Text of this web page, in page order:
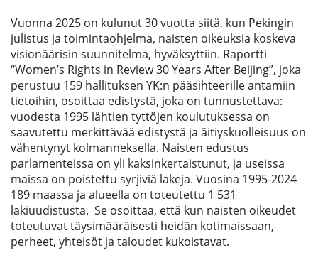
Vuonna 2025 on kulunut 30 vuotta siitä, kun Pekingin
julistus ja toimintaohjelma, naisten oikeuksia koskeva
visionäärisin suunnitelma, hyväksyttiin. Raportti
“Women’s Rights in Review 30 Years After Beijing”, joka
perustuu 159 hallituksen YK:n pääsihteerille antamiin
tietoihin, osoittaa edistystä, joka on tunnustettava:
vuodesta 1995 lähtien tyttöjen koulutuksessa on
saavutettu merkittävää edistystä ja äitiyskuolleisuus on
vähentynyt kolmanneksella. Naisten edustus
parlamenteissa on yli kaksinkertaistunut, ja useissa
maissa on poistettu syrjiviä lakeja. Vuosina 1995-2024
189 maassa ja alueella on toteutettu 1 531
lakiuudistusta. Se osoittaa, että kun naisten oikeudet
toteutuvat täysimääräisesti heidän kotimaissaan,
perheet, yhteisöt ja taloudet kukoistavat.